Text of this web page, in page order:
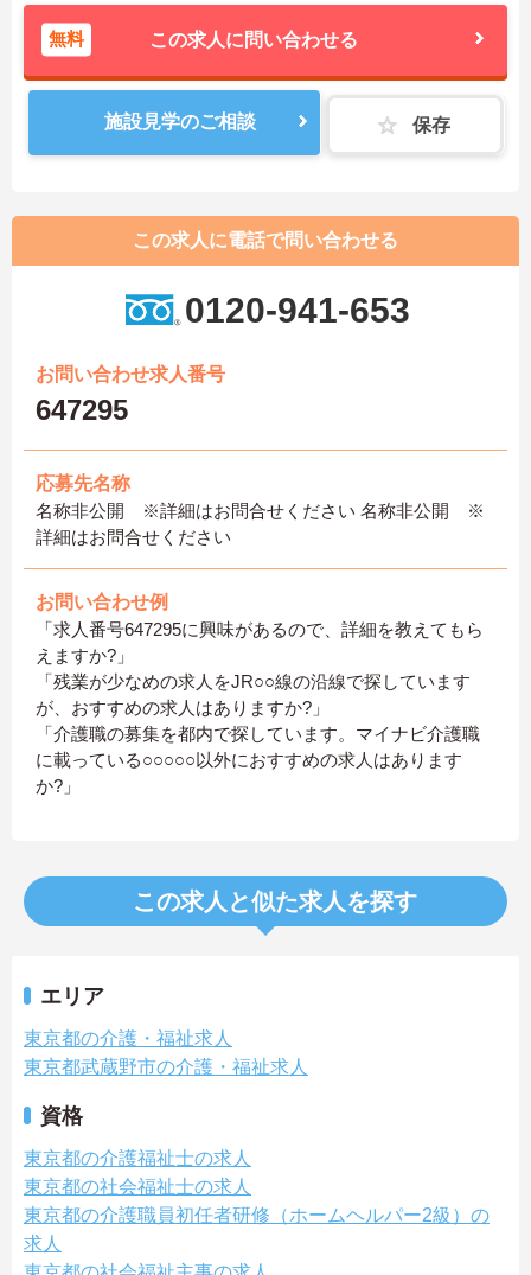
無料 この求人に問い合わせる
施設見学のご相談 保存
この求人に電話で問い合わせる
0120-941-653
お問い合わせ求人番号
647295
応募先名称
名称非公開 ※詳細はお問合せください 名称非公開 ※
詳細はお問合せください
お問い合わせ例
「求人番号647295に興味があるので、詳細を教えてもら
えますか?」
「残業が少なめの求人をJR○○線の沿線で探しています
が、おすすめの求人はありますか?」
「介護職の募集を都内で探しています。マイナビ介護職
に載っている○○○○○以外におすすめの求人はあります
か?」
この求人と似た求人を探す
エリア
東京都の介護・福祉求人
東京都武蔵野市の介護・福祉求人
資格
東京都の介護福祉士の求人
東京都の社会福祉士の求人
東京都の介護職員初任者研修（ホームヘルパー2級）の
求人